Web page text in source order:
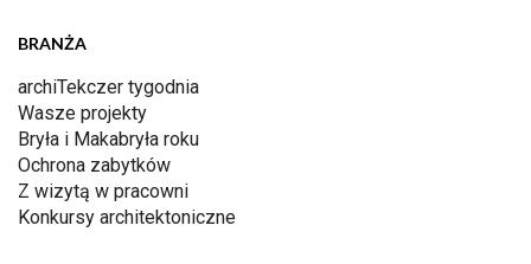
BRANŻA
archiTekczer tygodnia
Wasze projekty
Bryła i Makabryła roku
Ochrona zabytków
Z wizytą w pracowni
Konkursy architektoniczne